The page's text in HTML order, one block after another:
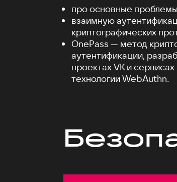
про основные
взаимную
криптографических
OnePass — метод
аутентификации,
проектах VK и
технологии WebAuthn.